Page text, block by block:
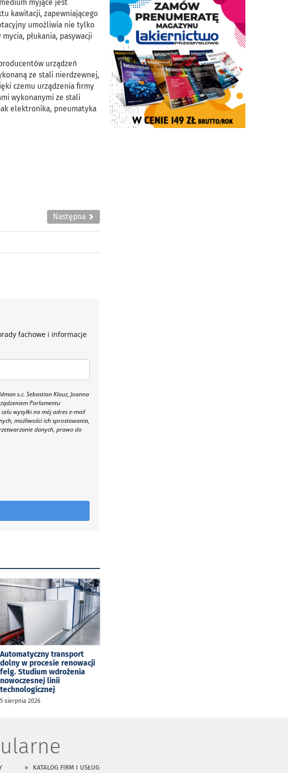
myjące jest
kawitacji, zapewniającego
umożliwia nie tylko
płukania, pasywacji
urządzeń
ze stali nierdzewnej,
czemu urządzenia firmy
wykonanymi ze stali
elektronika, pneumatyka
Następna
fachowe i informacje
s.c. Sebastian Klauz, Joanna
Parlamentu
wysyłki na mój adres e-mail
możliwości ich sprostowania,
danych, prawo do
Automatyczny transport
dolny w procesie renowacji
felg. Studium wdrożenia
nowoczesnej linii
technologicznej
5 sierpnia 2026
KATALOG FIRM I USŁUG